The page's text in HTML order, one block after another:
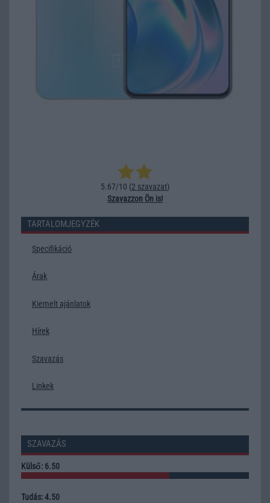
5.67/10 (2 szavazat)
Szavazzon Ön is!
TARTALOMJEGYZÉK
Specifikáció
Árak
Kiemelt ajánlatok
Hírek
Szavazás
Linkek
SZAVAZÁS
Külső: 6.50
Tudás: 4.50